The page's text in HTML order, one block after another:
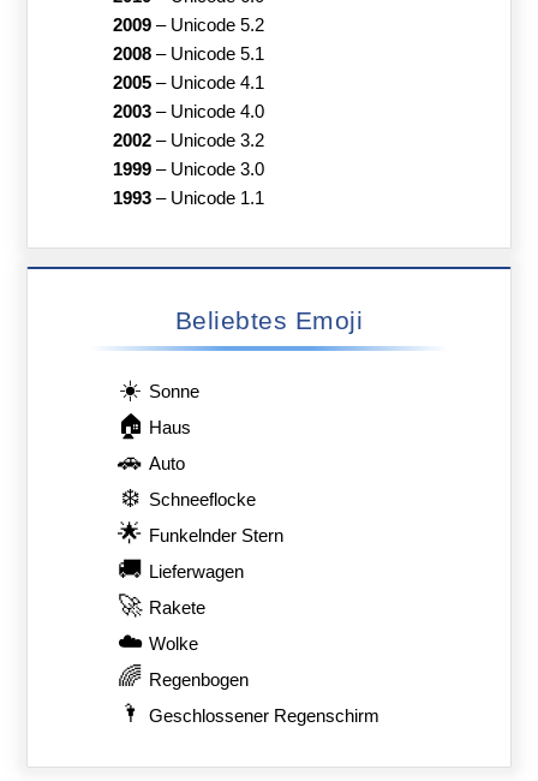
2009– Unicode 5.2
2008– Unicode 5.1
2005– Unicode 4.1
2003– Unicode 4.0
2002– Unicode 3.2
1999– Unicode 3.0
1993– Unicode 1.1
Beliebtes Emoji
☀️ Sonne
🏠 Haus
🚗 Auto
❄️ Schneeflocke
🌟 Funkelnder Stern
🚚 Lieferwagen
🚀 Rakete
☁️ Wolke
🌈 Regenbogen
🌂 Geschlossener Regenschirm